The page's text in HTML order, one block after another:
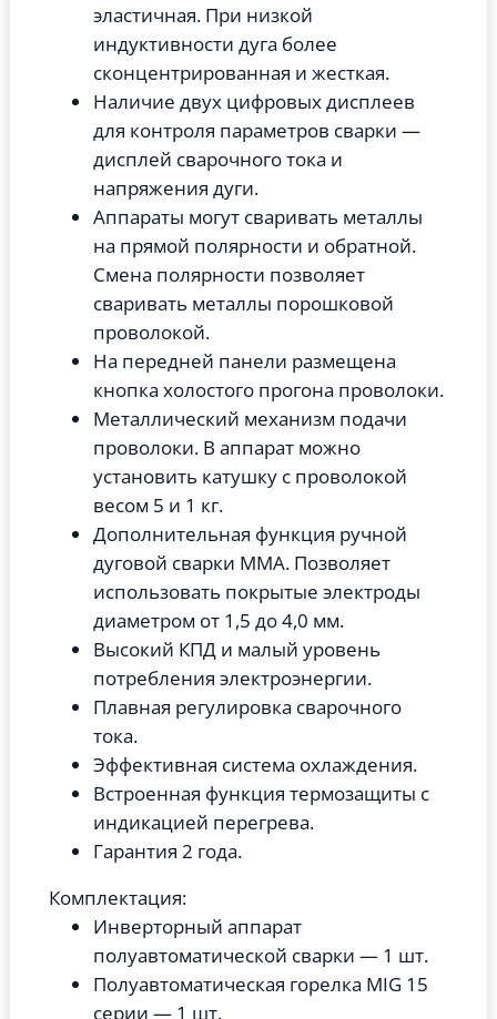
эластичная. При низкой
индуктивности дуга более
сконцентрированная и жесткая.
Наличие двух цифровых дисплеев
для контроля параметров сварки —
дисплей сварочного тока и
напряжения дуги.
Аппараты могут сваривать металлы
на прямой полярности и обратной.
Смена полярности позволяет
сваривать металлы порошковой
проволокой.
На передней панели размещена
кнопка холостого прогона проволоки.
Металлический механизм подачи
проволоки. В аппарат можно
установить катушку с проволокой
весом 5 и 1 кг.
Дополнительная функция ручной
дуговой сварки MMA. Позволяет
использовать покрытые электроды
диаметром от 1,5 до 4,0 мм.
Высокий КПД и малый уровень
потребления электроэнергии.
Плавная регулировка сварочного
тока.
Эффективная система охлаждения.
Встроенная функция термозащиты с
индикацией перегрева.
Гарантия 2 года.
Комплектация:
Инверторный аппарат
полуавтоматической сварки — 1 шт.
Полуавтоматическая горелка MIG 15
серии — 1 шт.